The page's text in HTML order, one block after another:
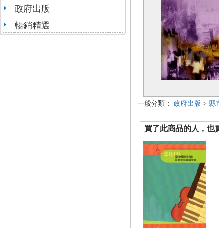
政府出版
暢銷精選
一般分類： 政府出版 > 縣
買了此商品的人，也